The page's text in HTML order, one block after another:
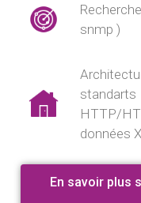
snmp )
HTTP/
données
En savoir plus